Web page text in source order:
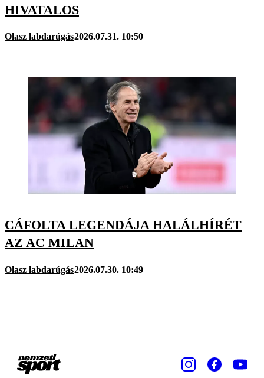
HIVATALOS
Olasz labdarúgás2026.07.31. 10:50
CÁFOLTA LEGENDÁJA HALÁLHÍRÉT
AZ AC MILAN
Olasz labdarúgás2026.07.30. 10:49